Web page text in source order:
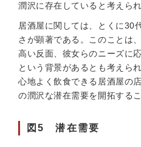
潤沢に存在していると考えられ
居酒屋に関しては、とくに30
さが顕著である。このことは
高い反面、彼女らのニーズに
という背景があるとも考えら
心地よく飲食できる居酒屋の
の潤沢な潜在需要を開拓する
図5 潜在需要